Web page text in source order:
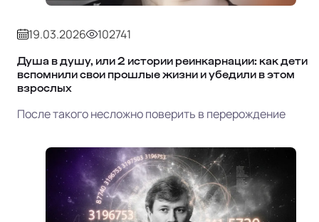
19.03.2026 102741
Душа в душу, или 2 истории реинкарнации: как дети
вспомнили свои прошлые жизни и убедили в этом
взрослых
После такого несложно поверить в перерождение